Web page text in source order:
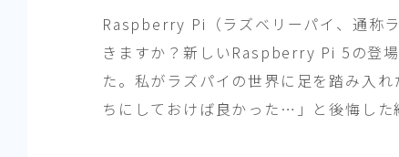
Raspberry Pi（ラズベリーパイ、通称
きますか？新しいRaspberry Pi 5の登
た。私がラズパイの世界に足を踏み入
ちにしておけば良かった…」と後悔した